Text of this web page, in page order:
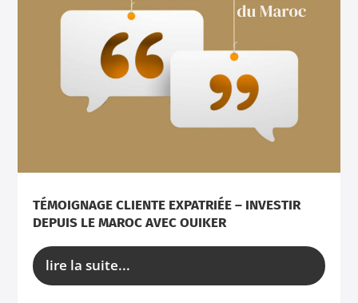
TÉMOIGNAGE CLIENTE EXPATRIÉE – INVESTIR
DEPUIS LE MAROC AVEC OUIKER
lire la suite...